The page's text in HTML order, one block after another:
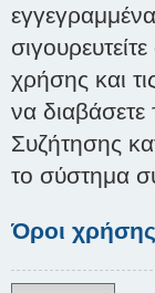
χρήσης και
να
Συζήτησης
το σύστημα
Όροι χρήσης